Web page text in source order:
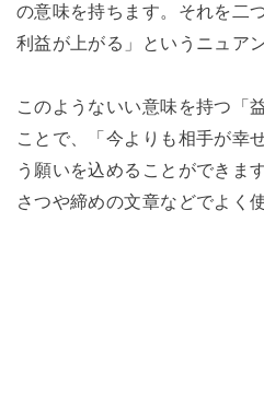
の意味を持ちます。それを二
利益が上がる」というニュア
このようないい意味を持つ「
ことで、「今よりも相手が幸
う願いを込めることができま
さつや締めの文章などでよく